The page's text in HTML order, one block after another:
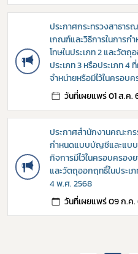
ประกาศกระทรวงสาธาร
เกณฑ์และวิธีการในการ
โทษในประเภท 2 และวัตถุ
ประเภท 3 หรือประเภท
จำหน่ายหรือมีไว้ในครอบ
วันที่เผยแพร่ 01 ส.ค.
ประกาศสำนักงานคณะกร
กำหนดแบบบัญชีและแบบ
กิจการมีไว้ในครอบครอง
และวัตถุออกฤทธิ์ในประเ
4 พ.ศ. 2568
วันที่เผยแพร่ 09 ก.ค.